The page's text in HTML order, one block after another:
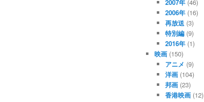
2007年 (46)
2006年 (16)
再放送 (3)
特別編 (9)
2016年 (1)
映画(150)
アニメ (9)
洋画 (104)
邦画 (23)
香港映画 (12)